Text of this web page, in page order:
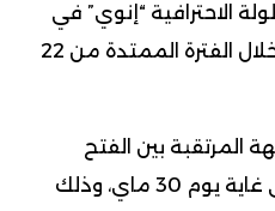
الـ21 من البطولة الاحترافية “إنوي” في
قسمها الأول، والتي ستُقام خلال الفترة الممتدة من 22
المرتقبة بين الفتح
الرياضي والجيش الملكي إلى غاية يوم 30 ماي، وذلك